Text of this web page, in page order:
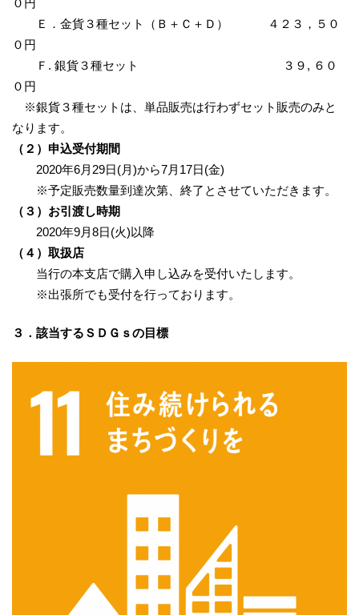
Ｅ．金貨３種セット（Ｂ＋Ｃ＋Ｄ） ４２３，５０
０円
Ｆ. 銀貨３種セット ３９, ６０
０円
※銀貨３種セットは、単品販売は行わずセット販売のみと
なります。
（２）申込受付期間
2020年6月29日(月)から7月17日(金)
※予定販売数量到達次第、終了とさせていただきます。
（３）お引渡し時期
2020年9月8日(火)以降
（４）取扱店
当行の本支店で購入申し込みを受付いたします。
※出張所でも受付を行っております。
３．該当するＳＤＧｓの目標